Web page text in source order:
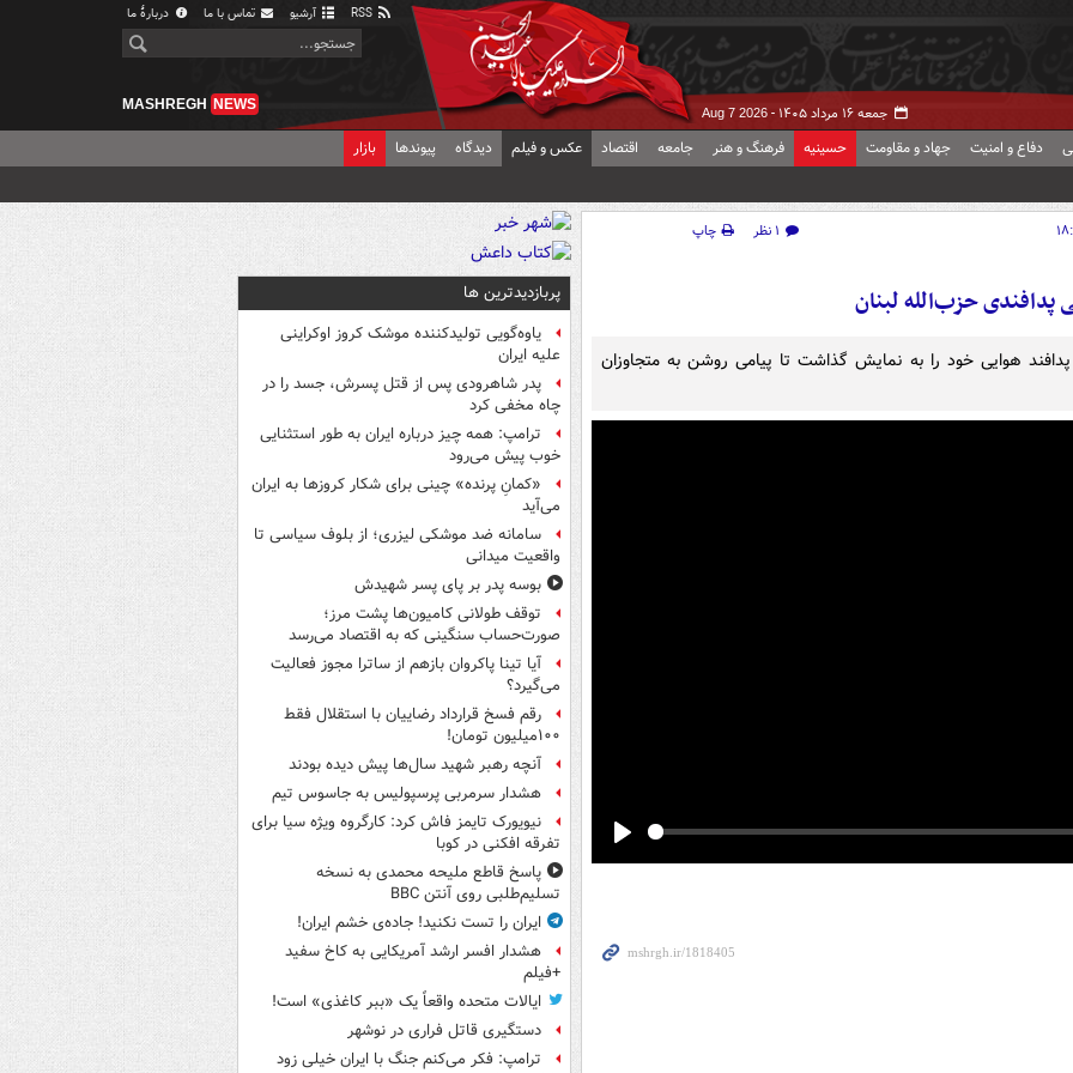
آرشیو تماس با ما دربارهٔ ما
جمعه ۱۶ مرداد ۱۴۰۵ - Aug 7 2026
MASHREGH NEWS
دفاع و امنیت جهاد و مقاومت حسینیه فرهنگ و هنر جامعه اقتصاد عکس و فیلم دیدگاه پیوندها بازار
۱ نظر
چاپ
پدافندی حزب‌الله لبنان
پدافند هوایی خود را به نمایش گذاشت تا پیامی روشن به متجاوزان
پربازدیدترین ها
یاوه‌گویی تولیدکننده موشک کروز اوکراینی
علیه ایران
پدر شاهرودی پس از قتل پسرش، جسد را در
چاه مخفی کرد
ترامپ: همه چیز درباره ایران به طور استثنایی
خوب پیش می‌رود
«کمانِ پرنده» چینی برای شکار کروزها به ایران
می‌آید
سامانه ضد موشکی لیزری؛ از بلوف سیاسی تا
واقعیت میدانی
بوسه‌ پدر بر پای پسر شهیدش
توقف طولانی کامیون‌ها پشت مرز؛
صورت‌حساب سنگینی که به اقتصاد می‌رسد
آیا تینا پاکروان بازهم از ساترا مجوز فعالیت
می‌گیرد؟
رقم فسخ قرارداد رضاییان با استقلال فقط
۱۰۰میلیون تومان!
آنچه رهبر شهید سال‌ها پیش دیده بودند
هشدار سرمربی پرسپولیس به جاسوس تیم
نیویورک تایمز فاش کرد: کارگروه ویژه سیا برای
تفرقه افکنی در کوبا
پاسخ قاطع ملیحه محمدی به نسخه
تسلیم‌طلبی روی آنتن BBC
ایران را تست نکنید! جاده‌ی خشم ایران!
هشدار افسر ارشد آمریکایی به کاخ سفید
+فیلم
ایالات متحده واقعاً یک «ببر کاغذی» است!
دستگیری قاتل فراری در نوشهر
ترامپ: فکر می‌کنم جنگ با ایران خیلی زود